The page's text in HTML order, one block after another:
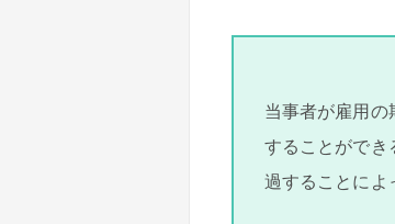
当事者が雇用の
することができ
過することによ